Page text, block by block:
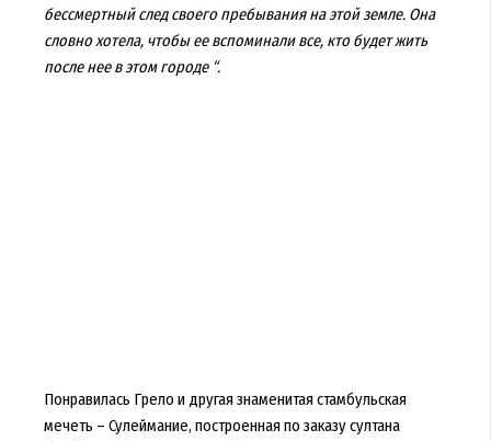
бессмертный след своего пребывания на этой земле. Она
словно хотела, чтобы ее вспоминали все, кто будет жить
после нее в этом городе “.
Понравилась Грело и другая знаменитая стамбульская
мечеть – Сулеймание, построенная по заказу султана